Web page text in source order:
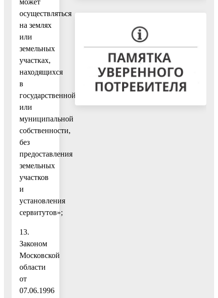
осуществляться
на землях
или
земельных
участках,
находящихся
в
государственной
или
муниципальной
собственности,
без
предоставления
земельных
участков
и
установления
сервитутов»;
13.
Законом
Московской
области
от
07.06.1996